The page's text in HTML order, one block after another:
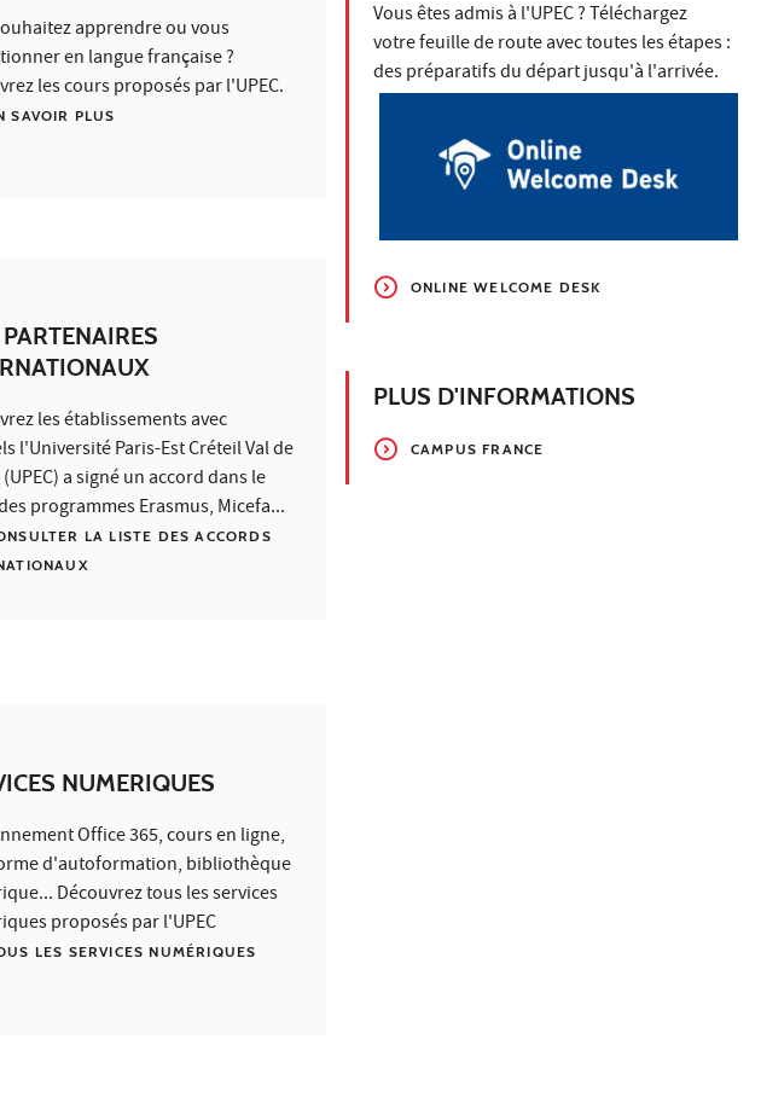
apprendre ou vous
en langue française ?
les cours proposés par l'UPEC.
SAVOIR PLUS
les établissements avec
l'Université Paris-Est Créteil Val de
a signé un accord dans le
programmes Erasmus, Micefa...
LA LISTE DES ACCORDS
NUMERIQUES
Office 365, cours en ligne,
d'autoformation, bibliothèque
Découvrez tous les services
proposés par l'UPEC
LES SERVICES NUMÉRIQUES
Vous êtes admis à l'UPEC ? Téléchargez
votre feuille de route avec toutes les étapes :
des préparatifs du départ jusqu'à l'arrivée.
ONLINE WELCOME DESK
PLUS D'INFORMATIONS
CAMPUS FRANCE